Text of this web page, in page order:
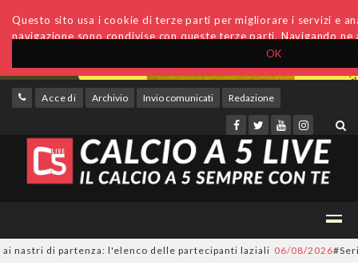
OK
Questo sito usa i cookie di terze parti per migliorare i servizi e
navigazione sono condivise con queste terze parti. Navigando
Accedi Archivio Invio comunicati Redazione
di partenza: l'elenco delle partecipanti laziali 06/08/2026